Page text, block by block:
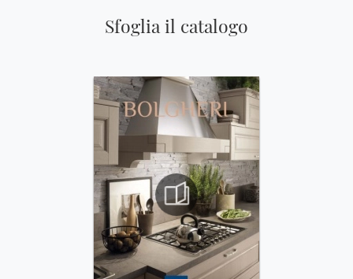
Sfoglia il catalogo